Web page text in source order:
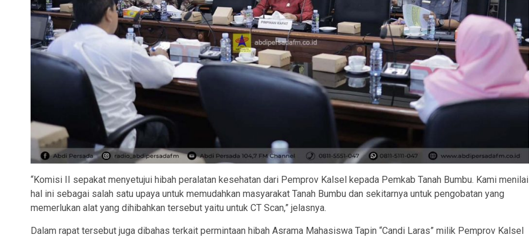
“Komisi II sepakat menyetujui hibah peralatan kesehatan dari Pemprov Kalsel kepada Pemkab Tanah Bumbu. Kami menilai
hal ini sebagai salah satu upaya untuk memudahkan masyarakat Tanah Bumbu dan sekitarnya untuk pengobatan yang
memerlukan alat yang dihibahkan tersebut yaitu untuk CT Scan,” jelasnya.
Dalam rapat tersebut juga dibahas terkait permintaan hibah Asrama Mahasiswa Tapin “Candi Laras” milik Pemprov Kalsel